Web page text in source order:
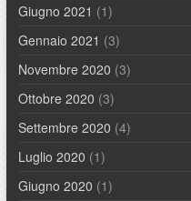
Giugno 2021 (1)
Gennaio 2021 (3)
Novembre 2020 (3)
Ottobre 2020 (3)
Settembre 2020 (4)
Luglio 2020 (1)
Giugno 2020 (1)